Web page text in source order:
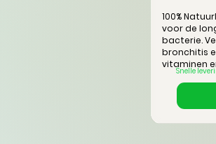
100%
voor de
bacterie.
bronchitis
vitaminen
Snelle